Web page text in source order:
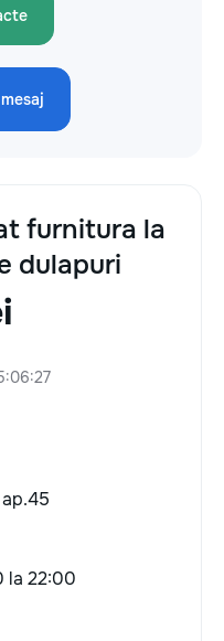
furnitura la
dulapuri
la 22:00